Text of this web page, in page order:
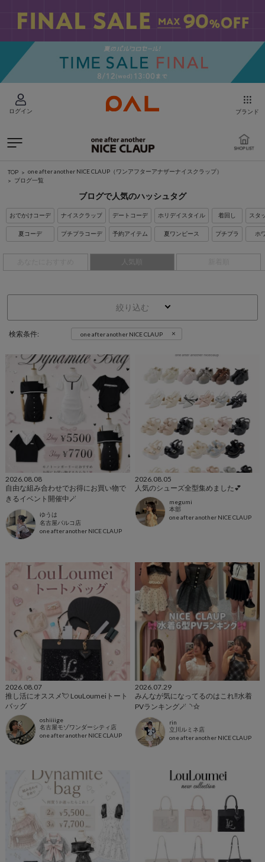
ログイン ブランド
TOP
one after another NICE CLAUP（ワンアフターアナザーナイスクラップ）
ブログ一覧
ブログで人気のハッシュタグ
おでかけコーデ
夏コーデ
ナイスクラップ
プチプラコーデ
デートコーデ
予約アイテム
ホリデイスタイル
夏ワンピース
着回し
プチプラ
スタ
ホ
人気順
絞り込む
検索条件: one after another NICE CLAUP ×
2026.08.08
自由な組み合わせでお得にお買い物で
きるイベント開催中🪄
ゆうは
名古屋パルコ店
one after another NICE CLAUP
2026.08.05
人気のシューズ全型集めました💕
megumi
本部
one after another NICE CLAUP
2026.08.07
推し活にオススメ💘 LouLoumeiトート
バッグ
oshiiiige
名古屋モゾワンダーシティ店
one after another NICE CLAUP
2026.07.29
みんなが気になってるのはこれ‼️水着
PVランキング🪄◝✩
rin
立川ルミネ店
one after another NICE CLAUP